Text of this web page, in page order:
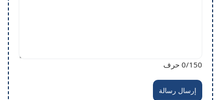
0/150 حرف
إرسال رسالة